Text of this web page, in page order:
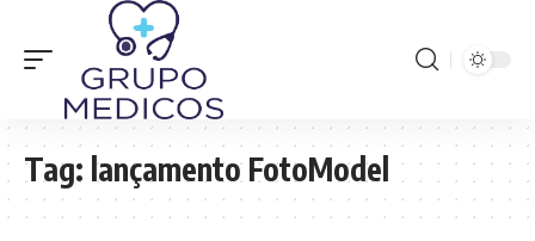
Tag: lançamento FotoModel